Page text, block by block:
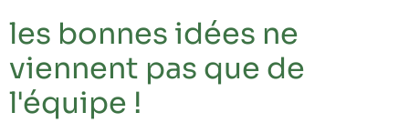
les bonnes idées ne
viennent pas que de
l'équipe !